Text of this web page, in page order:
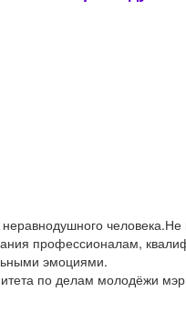
профессионалам,
эмоциями.
по делам молодёжи